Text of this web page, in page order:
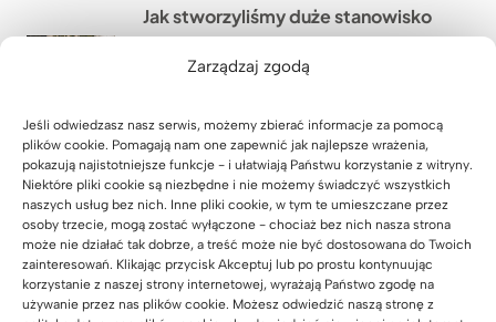
Zarządzaj zgodą
Jeśli odwiedzasz nasz serwis, możemy zbierać informacje za pomocą
plików cookie. Pomagają nam one zapewnić jak najlepsze wrażenia,
pokazują najistotniejsze funkcje - i ułatwiają Państwu korzystanie z witryny.
Niektóre pliki cookie są niezbędne i nie możemy świadczyć wszystkich
naszych usług bez nich. Inne pliki cookie, w tym te umieszczane przez
osoby trzecie, mogą zostać wyłączone - chociaż bez nich nasza strona
może nie działać tak dobrze, a treść może nie być dostosowana do Twoich
zainteresowań. Klikając przycisk Akceptuj lub po prostu kontynuując
korzystanie z naszej strony internetowej, wyrażają Państwo zgodę na
używanie przez nas plików cookie. Możesz odwiedzić naszą stronę z
Jak stworzyliśmy duże stanowisko
HVAC w Krakowie?
17 lipca 2026
Jak wyposażyliśmy nową siedzibę
kancelarii notarialnej w Zielonej
Górze przed jej otwarciem?
16 lipca 2026